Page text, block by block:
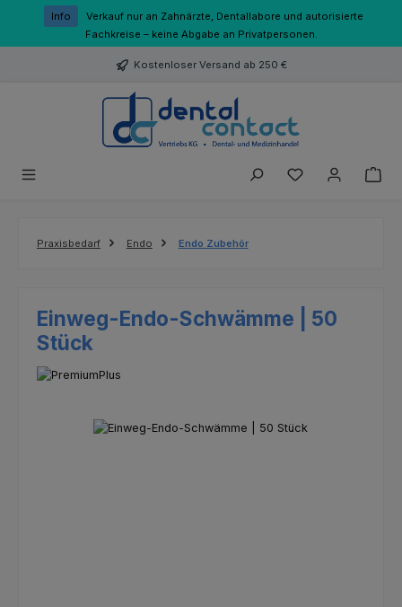
Zum Hauptinhalt springen
Info
Verkauf nur an Zahnärzte, Dentallabore und autorisierte
Fachkreise – keine Abgabe an Privatpersonen.
Kostenloser Versand ab 250 €
Du hast 0
Praxisbedarf Endo Endo Zubehör
Einweg-Endo-Schwämme | 50
Stück
Bildergalerie überspringen